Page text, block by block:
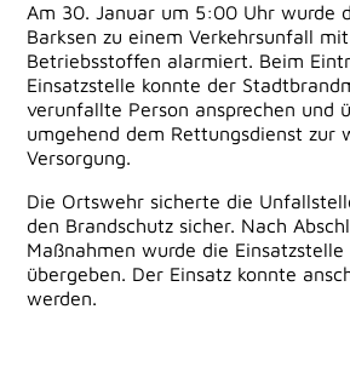
Am 30. Januar um 5:00 Uhr wurde
Barksen zu einem Verkehrsunfall
Betriebsstoffen alarmiert. Beim
Einsatzstelle konnte der
verunfallte Person ansprechen und
umgehend dem Rettungsdienst zur
Versorgung.
Die Ortswehr sicherte die
den Brandschutz sicher. Nach
Maßnahmen wurde die
übergeben. Der Einsatz konnte
werden.